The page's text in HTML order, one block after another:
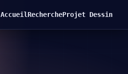
AccueilRechercheProjet Dessin